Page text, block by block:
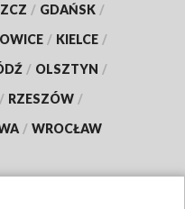
/ GDAŃSK /
/ KIELCE /
/ OLSZTYN /
/ RZESZÓW /
/ WROCŁAW